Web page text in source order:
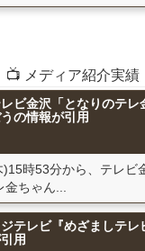
📺 メディア紹介実績
ビ金沢「となりのテレ
の情報が引用
時53分から、テレビ
ちゃん...
テレビ『めざましテレ
用